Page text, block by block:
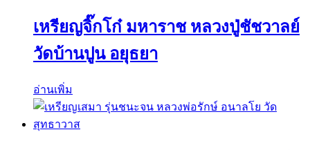
เหรียญจิ๊กโก๋ มหาราช หลวงปู่ชัชวาลย์
วัดบ้านปูน อยุธยา
อ่านเพิ่ม